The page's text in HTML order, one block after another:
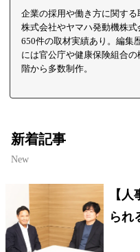
企業の採用や働き方に関す
株式会社やヤマハ発動機株
650件の取材実績あり。編集
には官公庁や健康保険組合
階から多数制作。
新着記事
New
【
られ